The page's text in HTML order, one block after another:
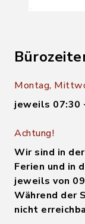
Montag,
jeweils 07:30
Achtung!
Wir sind in
Ferien und in
jeweils von
Während der
nicht